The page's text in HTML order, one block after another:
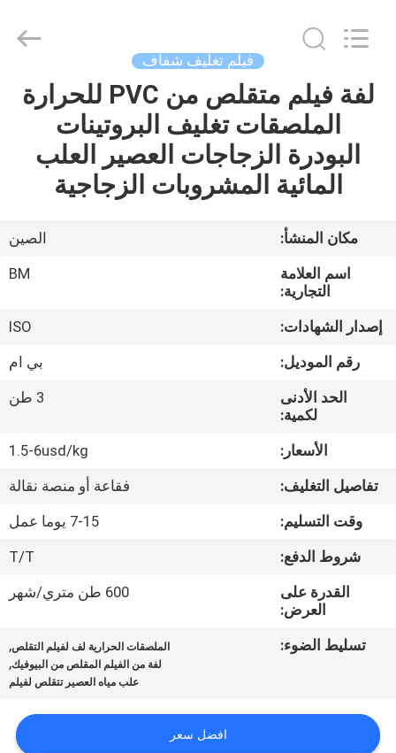
المنزل
المنتجات
فيديوهات
معلومات
جولة
المصنع
الجودة
اتصل
أخبار
اقتباس
Exporting
Reserved.
فيلم تغليف شفاف
لفة فيلم متقلص من PVC للحرارة
الملصقات تغليف البروتينات
البودرة الزجاجات العصير العلب
المائية المشروبات الزجاجية
مكان المنشأ:
الصين
اسم العلامة
التجارية:
BM
إصدار الشهادات:
ISO
رقم الموديل:
بي ام
الحد الأدنى
لكمية:
3 طن
الأسعار:
1.5-6usd/kg
تفاصيل التغليف:
فقاعة أو منصة نقالة
وقت التسليم:
7-15 يوما عمل
شروط الدفع:
T/T
القدرة على
العرض:
600 طن متري/شهر
تسليط الضوء: الملصقات الحرارية لف لفيلم التقلص,
لفة من الفيلم المقلص من البيوفيك,
علب مياه العصير تتقلص لفيلم
افضل سعر